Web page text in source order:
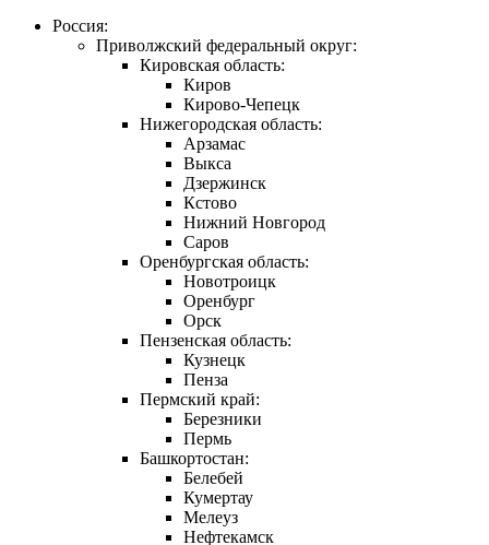
Россия:
Приволжский федеральный округ:
Кировская область:
Киров
Кирово-Чепецк
Нижегородская область:
Арзамас
Выкса
Дзержинск
Кстово
Нижний Новгород
Саров
Оренбургская область:
Новотроицк
Оренбург
Орск
Пензенская область:
Кузнецк
Пенза
Пермский край:
Березники
Пермь
Башкортостан:
Белебей
Кумертау
Мелеуз
Нефтекамск